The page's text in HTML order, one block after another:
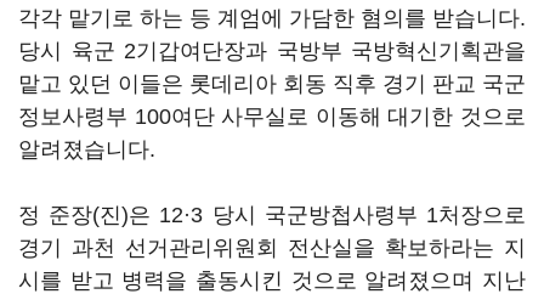
각각 맡기로 하는 등 계엄에 가담한 혐의를 받습니다.
당시 육군 2기갑여단장과 국방부 국방혁신기획관을
맡고 있던 이들은 롯데리아 회동 직후 경기 판교 국군
정보사령부 100여단 사무실로 이동해 대기한 것으로
알려졌습니다.
정 준장(진)은 12·3 당시 국군방첩사령부 1처장으로
경기 과천 선거관리위원회 전산실을 확보하라는 지
시를 받고 병력을 출동시킨 것으로 알려졌으며 지난